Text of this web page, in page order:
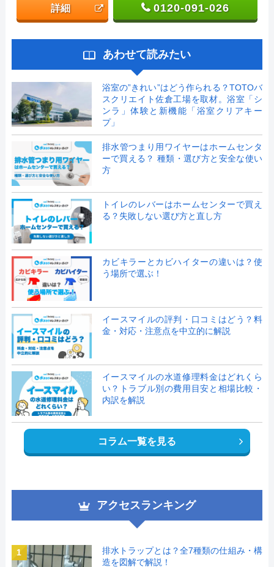
詳細 0120-091-026
あわせて読みたい
浴室の”きれい”はどう作られる？TOTOバ
スクリエイト佐倉工場を取材。浴室「シ
ンラ」体験と新機能「浴室クリアキー
プ」
排水管つまり用ワイヤーはホームセンタ
ーで買える？ 種類・選び方と安全な使い
方
トイレのレバーはホームセンターで買え
る？失敗しない選び方と直し方
カビキラーとカビハイターの違いは？使
う場所で選ぶ！
イースマイルの評判・口コミはどう？料
金・対応・注意点を中立的に解説
イースマイルの水道修理料金はどれくら
い？トラブル別の費用目安と相場比較・
内訳を解説
コラム一覧を見る
アクセスランキング
1
排水トラップとは？全7種類の仕組み・構
造を図解で解説！